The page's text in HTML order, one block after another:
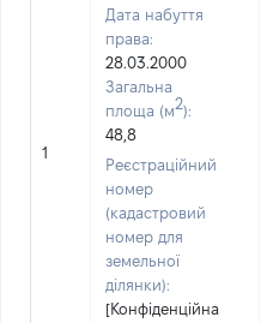
1
Дата набуття
права:
28.03.2000
Загальна
площа (м2):
48,8
Реєстраційний
номер
(кадастровий
номер для
земельної
ділянки):
[Конфіденційна